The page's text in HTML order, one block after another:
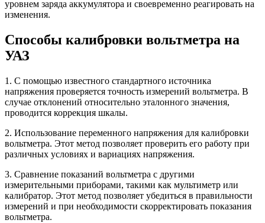
уровнем заряда аккумулятора и своевременно реагировать на
изменения.
Способы калибровки вольтметра на
УАЗ
1. С помощью известного стандартного источника
напряжения проверяется точность измерений вольтметра. В
случае отклонений относительно эталонного значения,
проводится коррекция шкалы.
2. Использование переменного напряжения для калибровки
вольтметра. Этот метод позволяет проверить его работу при
различных условиях и вариациях напряжения.
3. Сравнение показаний вольтметра с другими
измерительными приборами, такими как мультиметр или
калибратор. Этот метод позволяет убедиться в правильности
измерений и при необходимости скорректировать показания
вольтметра.